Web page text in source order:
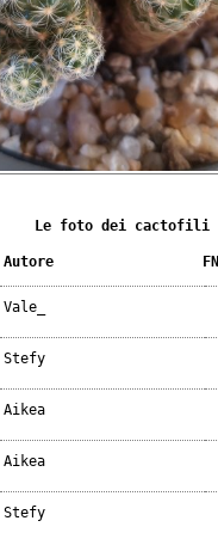
Le foto dei cactofili
Autore FN
Vale_
Stefy
Aikea
Aikea
Stefy